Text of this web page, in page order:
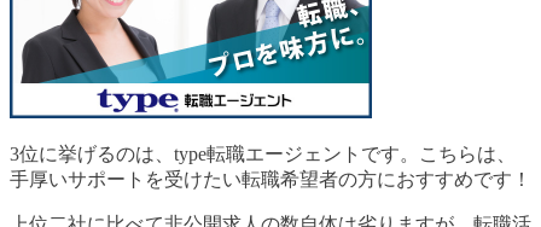
3位に挙げるのは、type転職エージェントです。こちらは、
手厚いサポートを受けたい転職希望者の方におすすめです！